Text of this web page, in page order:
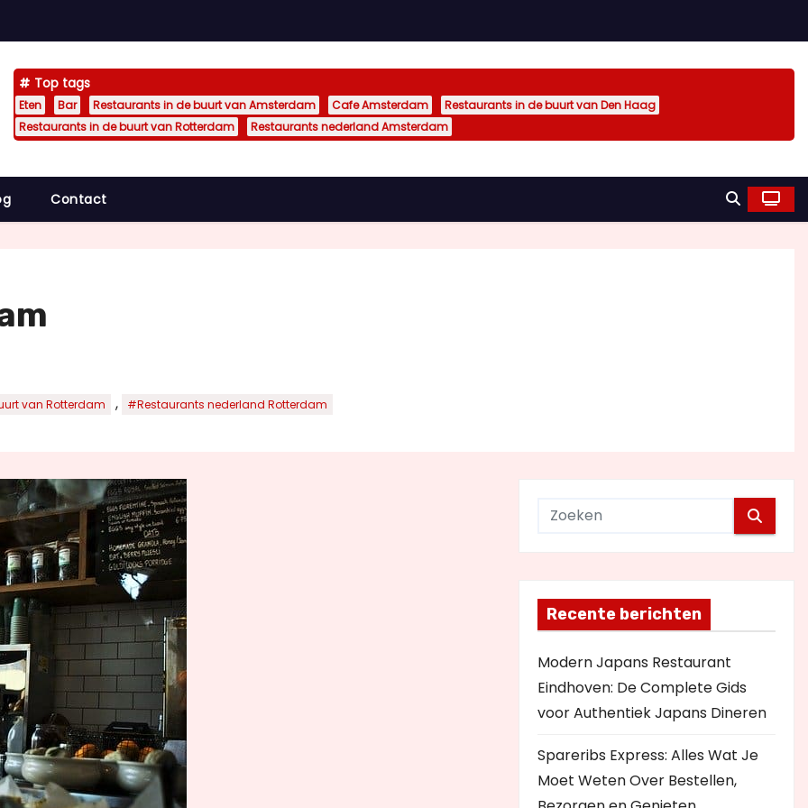
Top tags
Eten Bar Restaurants in de buurt van Amsterdam Cafe Amsterdam
Restaurants in de buurt van Den Haag
Restaurants in de buurt van Rotterdam
Restaurants nederland Amsterdam
Contact
van Rotterdam , #Restaurants nederland Rotterdam
Recente berichten
Modern Japans Restaurant
Eindhoven: De Complete Gids
voor Authentiek Japans Dineren
Spareribs Express: Alles Wat Je
Moet Weten Over Bestellen,